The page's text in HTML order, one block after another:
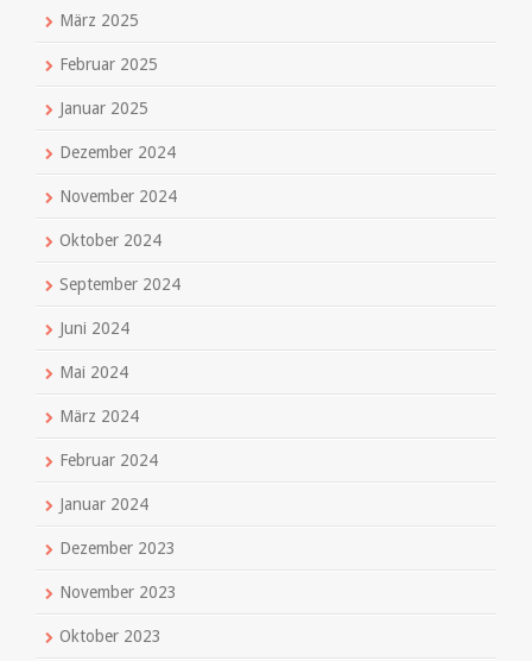
März 2025
Februar 2025
Januar 2025
Dezember 2024
November 2024
Oktober 2024
September 2024
Juni 2024
Mai 2024
März 2024
Februar 2024
Januar 2024
Dezember 2023
November 2023
Oktober 2023